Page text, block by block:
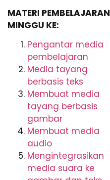
MATERI PEMBELAJARAN
MINGGU KE:
Pengantar media
pembelajaran
Media tayang
berbasis teks
Membuat media
tayang berbasis
gambar
Membuat media
audio
Mengintegrasikan
media suara ke